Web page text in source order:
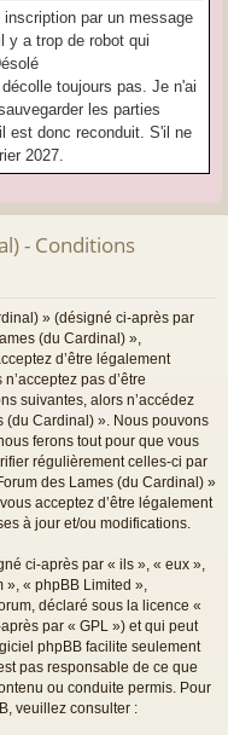
par un message
y a trop de robot qui
toujours pas. Je n'ai
les parties
est donc reconduit. S'il ne
2027.
- Conditions
» (désigné ci-après par
(du Cardinal) »,
d’être légalement
pas d’être
suivantes, alors n’accédez
(du Cardinal) ». Nous pouvons
ferons tout pour que vous
régulièrement celles-ci par
des Lames (du Cardinal) »
acceptez d’être légalement
à jour et/ou modifications.
ci-après par « ils », « eux »,
», « phpBB Limited »,
déclaré sous la licence «
par « GPL ») et qui peut
phpBB facilite seulement
pas responsable de ce que
ou conduite permis. Pour
veuillez consulter :